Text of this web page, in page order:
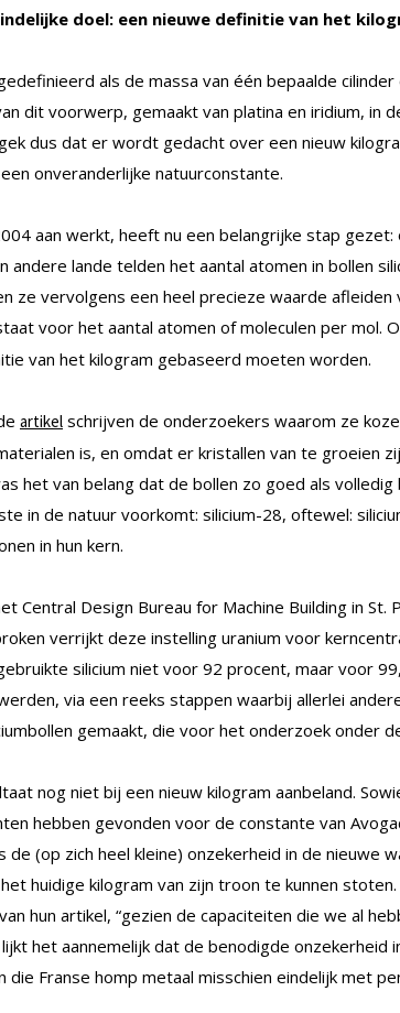
doel: een nieuwe definitie van het
als de massa van één bepaalde
dit voorwerp, gemaakt van platina en iridium, in
dus dat er wordt gedacht over een nieuw
onveranderlijke natuurconstante.
aan werkt, heeft nu een belangrijke stap
andere lande telden het aantal atomen in bollen
ze vervolgens een heel precieze waarde afleiden
voor het aantal atomen of moleculen per mol.
van het kilogram gebaseerd moeten worden.
artikel schrijven de onderzoekers waarom ze
is, en omdat er kristallen van te groeien
het van belang dat de bollen zo goed als
in de natuur voorkomt: silicium-28, oftewel:
in hun kern.
Central Design Bureau for Machine Building in St.
verrijkt deze instelling uranium voor
silicium niet voor 92 procent, maar voor
via een reeks stappen waarbij allerlei
gemaakt, die voor het onderzoek onder
nog niet bij een nieuw kilogram aanbeland.
hebben gevonden voor de constante van
de (op zich heel kleine) onzekerheid in de nieuwe
huidige kilogram van zijn troon te kunnen stoten.
hun artikel, “gezien de capaciteiten die we al
het aannemelijk dat de benodigde onzekerheid
die Franse homp metaal misschien eindelijk met